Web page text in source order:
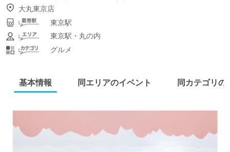
大丸東京店
東京駅
東京駅・丸の内
グルメ
基本情報 同エリアのイベント 同カテゴリの